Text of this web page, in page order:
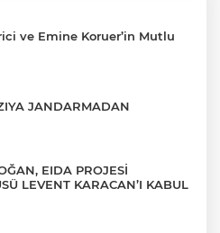
ve Emine Koruer’in Mutlu
JANDARMADAN
EIDA PROJESİ
LEVENT KARACAN’I KABUL